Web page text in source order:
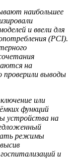
наибольшее
и ввели для
(PCI).
на
проверили выводы
или
функций
устройства на
режимы
и